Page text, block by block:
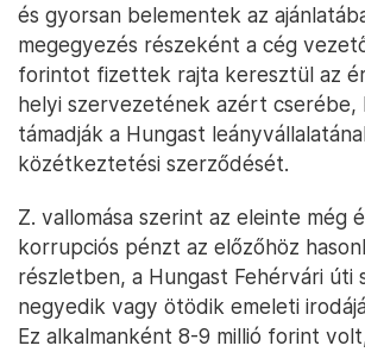
és gyorsan belementek az
megegyezés részeként a cég
forintot fizettek rajta keresztül az
helyi szervezetének azért cserébe,
támadják a Hungast
közétkeztetési szerződését.
Z. vallomása szerint az eleinte még
korrupciós pénzt az előzőhöz
részletben, a Hungast Fehérvári úti
negyedik vagy ötödik emeleti
Ez alkalmanként 8-9 millió forint